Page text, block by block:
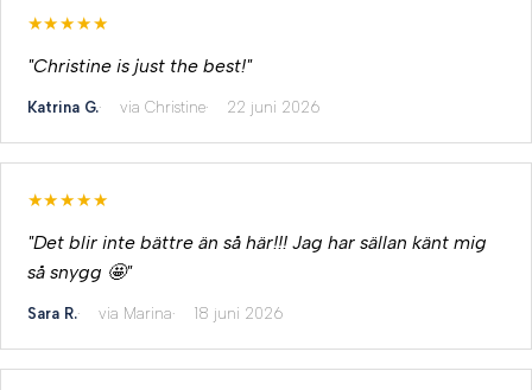
★★★★★
"Christine is just the best!"
Katrina G. via Christine 22 juni 2026
★★★★★
"Det blir inte bättre än så här!!! Jag har sällan känt mig
så snygg 🤩"
Sara R. via Marina 18 juni 2026